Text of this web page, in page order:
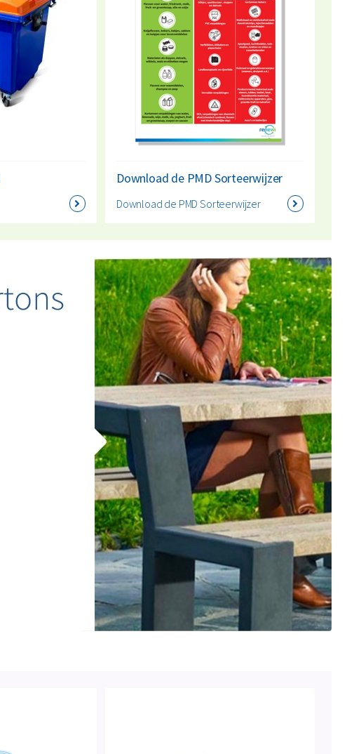
Download de PMD Sorteerwijzer
Download de PMD Sorteerwijzer